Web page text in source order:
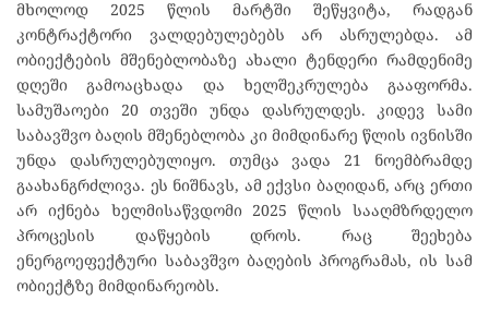
მხოლოდ 2025 წლის მარტში შეწყვიტა, რადგან
კონტრაქტორი ვალდებულებებს არ ასრულებდა. ამ
ობიექტების მშენებლობაზე ახალი ტენდერი რამდენიმე
დღეში გამოაცხადა და ხელშეკრულება გააფორმა.
სამუშაოები 20 თვეში უნდა დასრულდეს. კიდევ სამი
საბავშვო ბაღის მშენებლობა კი მიმდინარე წლის ივნისში
უნდა დასრულებულიყო. თუმცა ვადა 21 ნოემბრამდე
გაახანგრძლივა. ეს ნიშნავს, ამ ექვსი ბაღიდან, არც ერთი
არ იქნება ხელმისაწვდომი 2025 წლის სააღმზრდელო
პროცესის დაწყების დროს. რაც შეეხება
ენერგოეფექტური საბავშვო ბაღების პროგრამას, ის სამ
ობიექტზე მიმდინარეობს.